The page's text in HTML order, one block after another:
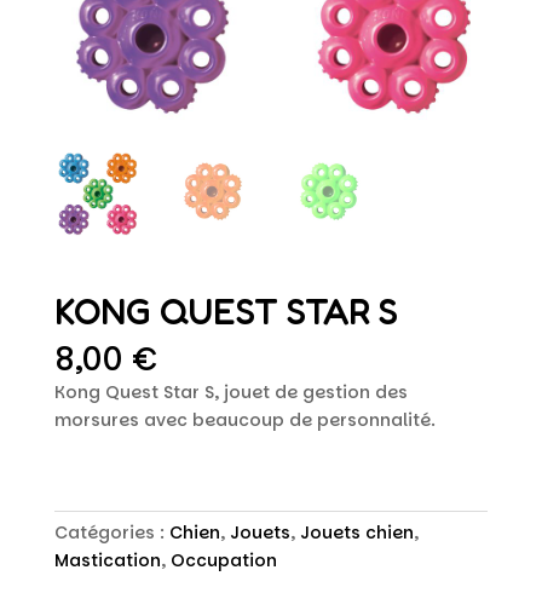
KONG QUEST STAR S
8,00 €
Kong Quest Star S, jouet de gestion des
morsures avec beaucoup de personnalité.
Catégories : Chien, Jouets, Jouets chien,
Mastication, Occupation